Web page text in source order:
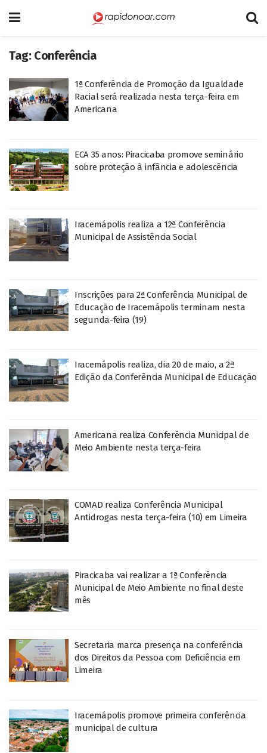
Tag: Conferência
1ª Conferência de Promoção da Igualdade
Racial será realizada nesta terça-feira em
Americana
ECA 35 anos: Piracicaba promove seminário
sobre proteção à infância e adolescência
Iracemápolis realiza a 12ª Conferência
Municipal de Assistência Social
Inscrições para 2ª Conferência Municipal de
Educação de Iracemápolis terminam nesta
segunda-feira (19)
Iracemápolis realiza, dia 20 de maio, a 2ª
Edição da Conferência Municipal de Educação
Americana realiza Conferência Municipal de
Meio Ambiente nesta terça-feira
COMAD realiza Conferência Municipal
Antidrogas nesta terça-feira (10) em Limeira
Piracicaba vai realizar a 1ª Conferência
Municipal de Meio Ambiente no final deste
mês
Secretaria marca presença na conferência
dos Direitos da Pessoa com Deficiência em
Limeira
Iracemápolis promove primeira conferência
municipal de cultura